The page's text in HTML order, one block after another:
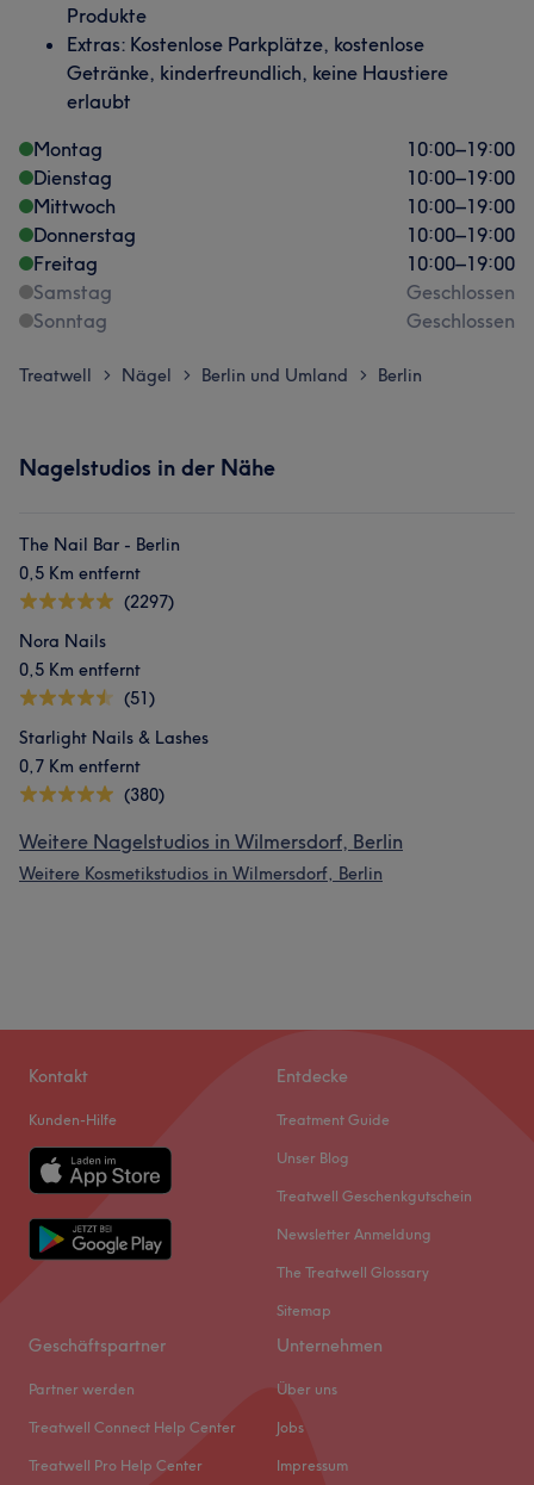
Produkte
Extras: Kostenlose Parkplätze, kostenlose
Getränke, kinderfreundlich, keine Haustiere
erlaubt
Montag
10:00–19:00
Dienstag
10:00–19:00
Mittwoch
10:00–19:00
Donnerstag
10:00–19:00
Freitag
10:00–19:00
Samstag
Geschlossen
Sonntag
Geschlossen
Treatwell > Nägel > Berlin und Umland > Berlin
Nagelstudios in der Nähe
The Nail Bar - Berlin
0,5 Km entfernt
(2297)
Nora Nails
0,5 Km entfernt
(51)
Starlight Nails & Lashes
0,7 Km entfernt
(380)
Weitere Nagelstudios in Wilmersdorf, Berlin
Weitere Kosmetikstudios in Wilmersdorf, Berlin
Kontakt
Kunden-Hilfe
Entdecke
Treatment Guide
Unser Blog
Treatwell Geschenkgutschein
Newsletter Anmeldung
The Treatwell Glossary
Sitemap
Geschäftspartner
Partner werden
Treatwell Connect Help Center
Treatwell Pro Help Center
Unternehmen
Über uns
Jobs
Impressum